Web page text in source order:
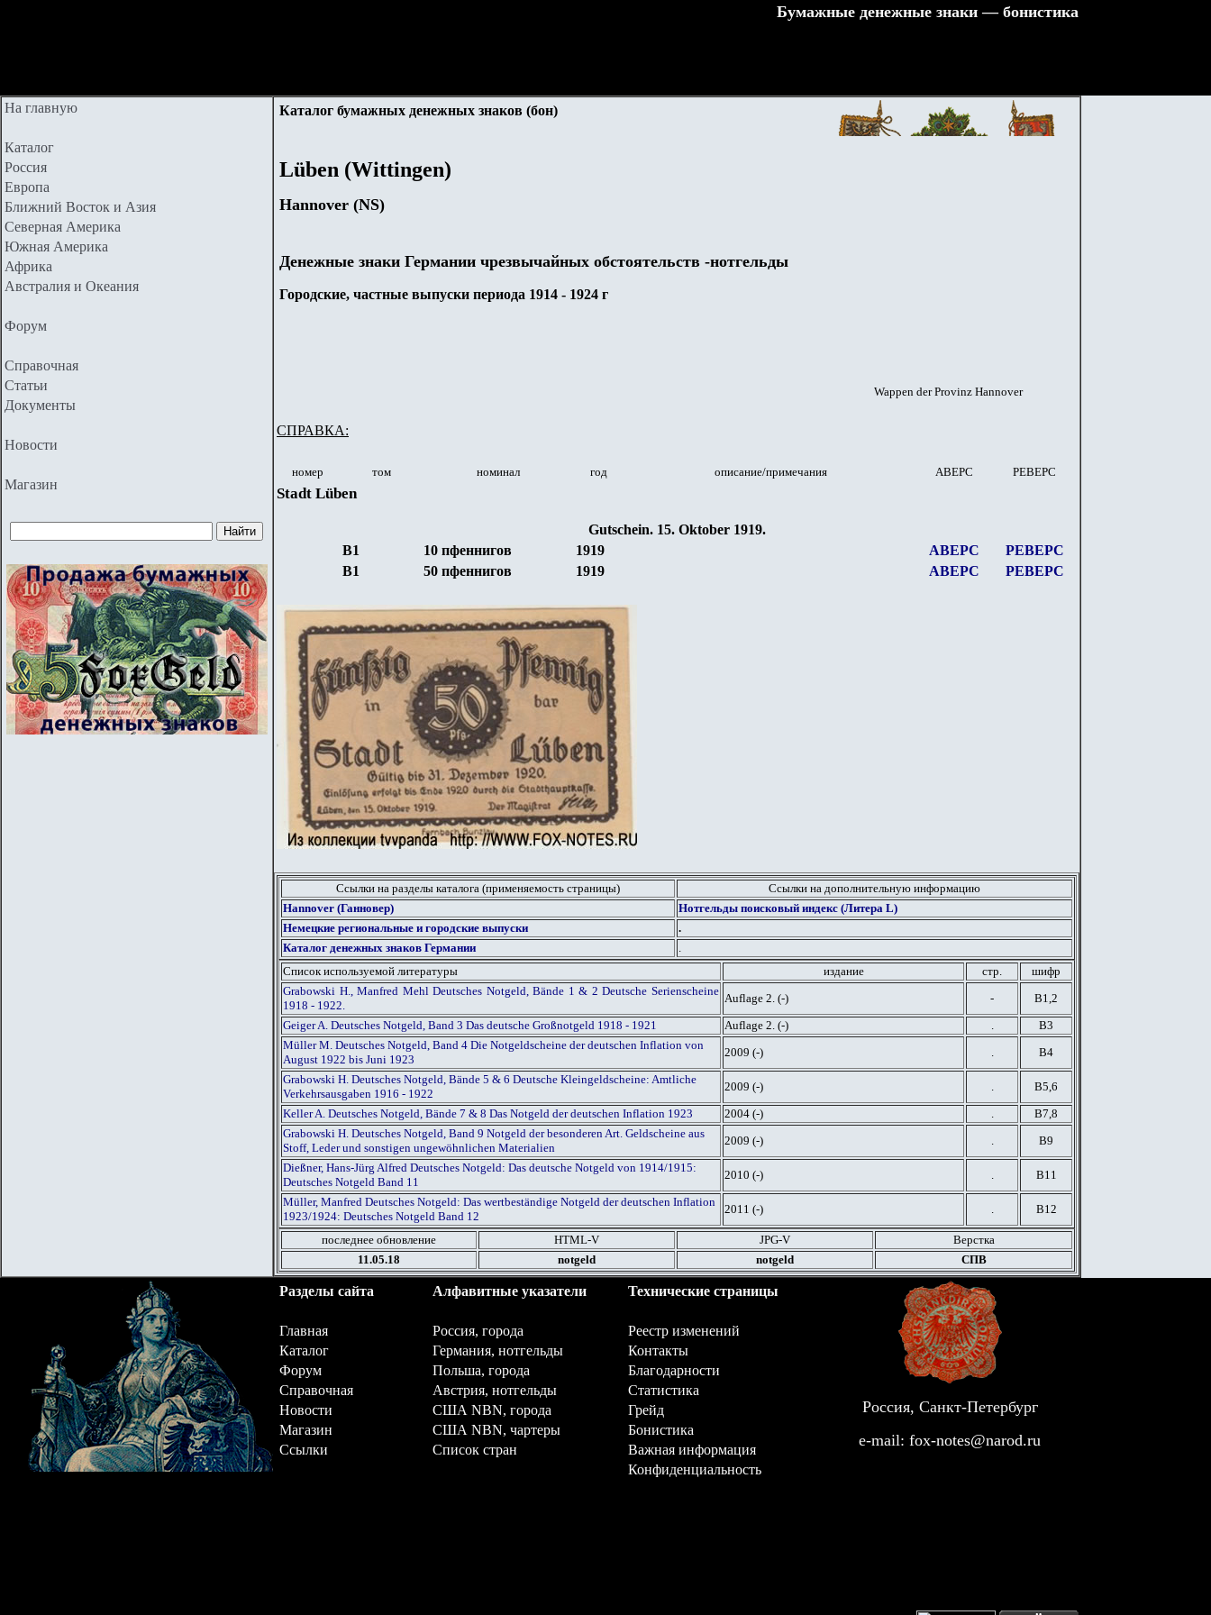
Бумажные денежные знаки — бонистика
На главную
Каталог
Россия
Европа
Ближний Восток и Азия
Северная Америка
Южная Америка
Африка
Австралия и Океания
Форум
Справочная
Статьи
Документы
Новости
Магазин
Каталог бумажных денежных знаков (бон)
Lüben (Wittingen)
Hannover (NS)
Денежные знаки Германии чрезвычайных обстоятельств -нотгельды
Городские, частные выпуски периода 1914 - 1924 г
Wappen der Provinz Hannover
СПРАВКА:
номер том номинал год описание/примечания АВЕРС РЕВЕРС
Stadt Lüben
Gutschein. 15. Oktober 1919.
B1 10 пфеннигов 1919 АВЕРС
РЕВЕРС
B1 50 пфеннигов 1919 АВЕРС РЕВЕРС
Ссылки на разделы каталога (применяемость страницы)
Ссылки на дополнительную информацию
Hannover (Ганновер)
Нотгельды поисковый индекс (Литера L)
Немецкие региональные и городские выпуски
.
Каталог денежных знаков Германии
.
Список используемой литературы
издание стр.
шифр
Grabowski H., Manfred Mehl Deutsches Notgeld, Bände 1 & 2 Deutsche Serienscheine
1918 - 1922.
Auflage 2. (-) -
В1,2
Geiger A. Deutsches Notgeld, Band 3 Das deutsche Großnotgeld 1918 - 1921
Auflage 2. (-) .
В3
Müller M. Deutsches Notgeld, Band 4 Die Notgeldscheine der deutschen Inflation von
August 1922 bis Juni 1923
2009 (-) .
В4
Grabowski H. Deutsches Notgeld, Bände 5 & 6 Deutsche Kleingeldscheine: Amtliche
Verkehrsausgaben 1916 - 1922
2009 (-) .
В5,6
Keller A. Deutsches Notgeld, Bände 7 & 8 Das Notgeld der deutschen Inflation 1923
2004 (-) .
В7,8
Grabowski H. Deutsches Notgeld, Band 9 Notgeld der besonderen Art. Geldscheine aus
Stoff, Leder und sonstigen ungewöhnlichen Materialien
2009 (-) .
В9
Dießner, Hans-Jürg Alfred Deutsches Notgeld: Das deutsche Notgeld von 1914/1915:
Deutsches Notgeld Band 11
2010 (-) .
В11
Müller, Manfred Deutsches Notgeld: Das wertbeständige Notgeld der deutschen Inflation
1923/1924: Deutsches Notgeld Band 12
2011 (-) . В12
последнее обновление HTML-V JPG-V
Верстка
11.05.18
notgeld notgeld СПВ
Разделы сайта Алфавитные указатели Технические страницы
Главная Россия, города
Реестр изменений
Каталог
Германия, нотгельды
Контакты
Форум
Польша, города
Благодарности
Справочная
Австрия, нотгельды
Статистика
Новости
США NBN, города
Грейд
Магазин
США NBN, чартеры
Бонистика
Ссылки
Список стран
Важная информация
Конфиденциальность
Россия, Санкт-Петербург
e-mail: fox-notes@narod.ru